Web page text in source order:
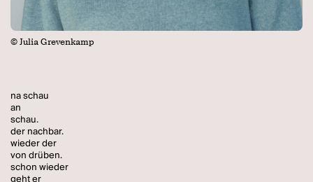
© Julia Grevenkamp
na schau
an
schau.
der nachbar.
wieder der
von drüben.
schon wieder